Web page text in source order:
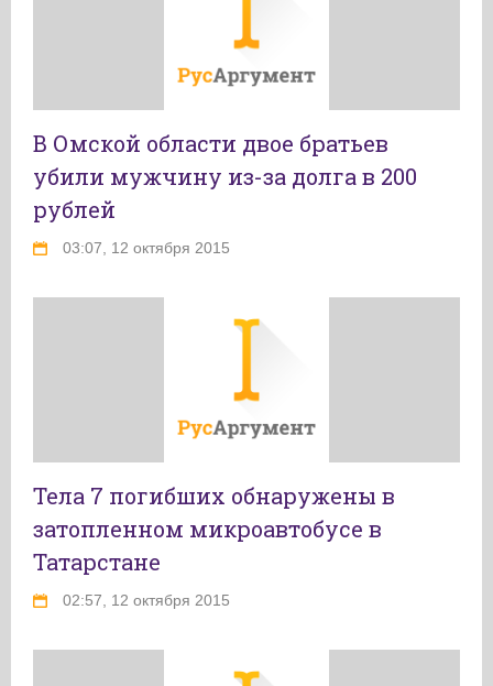
В Омской области двое братьев
убили мужчину из-за долга в 200
рублей
03:07, 12 октября 2015
Тела 7 погибших обнаружены в
затопленном микроавтобусе в
Татарстане
02:57, 12 октября 2015